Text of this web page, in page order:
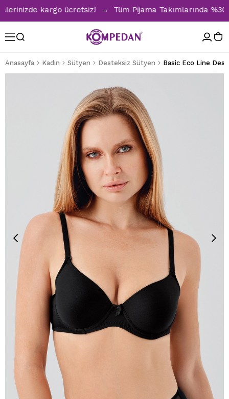
kargo ücretsiz! → Tüm Pijama Takımlarında
Anasayfa Kadın Sütyen Desteksiz Sütyen Basic Eco Line